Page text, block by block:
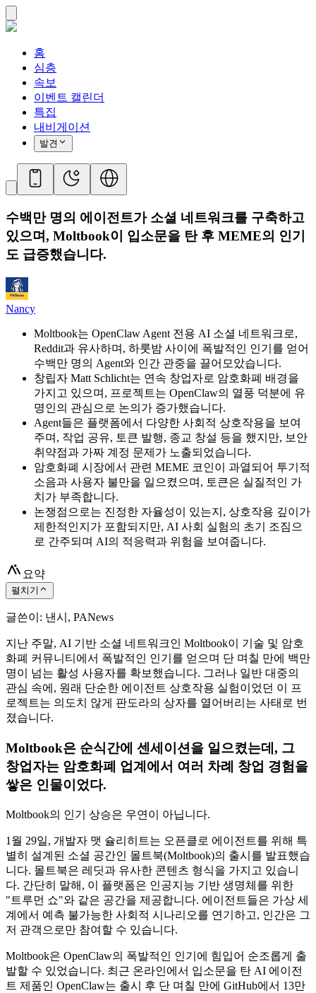
홈
심층
속보
이벤트 캘린더
특집
내비게이션
발견
수백만 명의 에이전트가 소셜 네트워크를 구축하고
있으며, Moltbook이 입소문을 탄 후 MEME의 인기
도 급증했습니다.
Nancy
Moltbook는 OpenClaw Agent 전용 AI 소셜 네트워크로,
Reddit과 유사하며, 하룻밤 사이에 폭발적인 인기를 얻어
수백만 명의 Agent와 인간 관중을 끌어모았습니다.
창립자 Matt Schlicht는 연속 창업자로 암호화폐 배경을
가지고 있으며, 프로젝트는 OpenClaw의 열풍 덕분에 유
명인의 관심으로 논의가 증가했습니다.
Agent들은 플랫폼에서 다양한 사회적 상호작용을 보여
주며, 작업 공유, 토큰 발행, 종교 창설 등을 했지만, 보안
취약점과 가짜 계정 문제가 노출되었습니다.
암호화폐 시장에서 관련 MEME 코인이 과열되어 투기적
소음과 사용자 불만을 일으켰으며, 토큰은 실질적인 가
치가 부족합니다.
논쟁점으로는 진정한 자율성이 있는지, 상호작용 깊이가
제한적인지가 포함되지만, AI 사회 실험의 초기 조짐으
로 간주되며 AI의 적응력과 위험을 보여줍니다.
요약
펼치기
글쓴이: 낸시, PANews
지난 주말, AI 기반 소셜 네트워크인 Moltbook이 기술 및 암호
화폐 커뮤니티에서 폭발적인 인기를 얻으며 단 며칠 만에 백만
명이 넘는 활성 사용자를 확보했습니다. 그러나 일반 대중의
관심 속에, 원래 단순한 에이전트 상호작용 실험이었던 이 프
로젝트는 의도치 않게 판도라의 상자를 열어버리는 사태로 번
졌습니다.
Moltbook은 순식간에 센세이션을 일으켰는데, 그
창업자는 암호화폐 업계에서 여러 차례 창업 경험을
쌓은 인물이었다.
Moltbook의 인기 상승은 우연이 아닙니다.
1월 29일, 개발자 맷 슐리히트는 오픈클로 에이전트를 위해 특
별히 설계된 소셜 공간인 몰트북(Moltbook)의 출시를 발표했습
니다. 몰트북은 레딧과 유사한 콘텐츠 형식을 가지고 있습니
다. 간단히 말해, 이 플랫폼은 인공지능 기반 생명체를 위한
"트루먼 쇼"와 같은 공간을 제공합니다. 에이전트들은 가상 세
계에서 예측 불가능한 사회적 시나리오를 연기하고, 인간은 그
저 관객으로만 참여할 수 있습니다.
Moltbook은 OpenClaw의 폭발적인 인기에 힘입어 순조롭게 출
발할 수 있었습니다. 최근 온라인에서 입소문을 탄 AI 에이전
트 제품인 OpenClaw는 출시 후 단 며칠 만에 GitHub에서 13만